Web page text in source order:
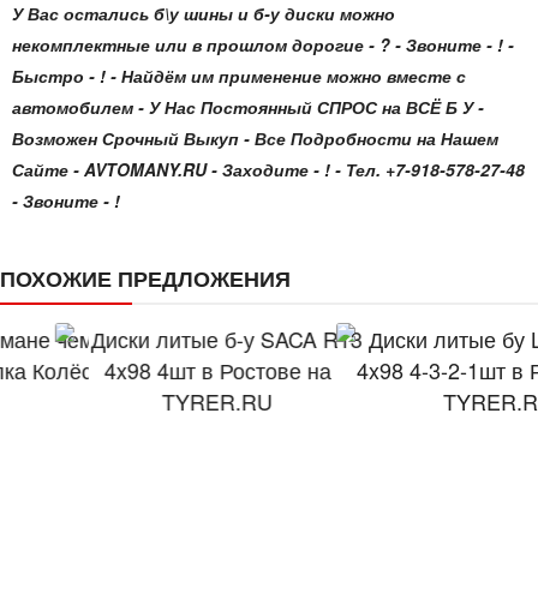
У Вас остались б\у шины и б-у диски можно
некомплектные или в прошлом дорогие - ? - Звоните - ! -
Быстро - ! - Найдём им применение можно вместе с
автомобилем - У Нас Постоянный СПРОС на ВСЁ Б У -
Возможен Срочный Выкуп - Все Подробности на Нашем
Сайте - AVTOMANY.RU - Заходите - ! - Тел. +7-918-578-27-48
- Звоните - !
ПОХОЖИЕ ПРЕДЛОЖЕНИЯ